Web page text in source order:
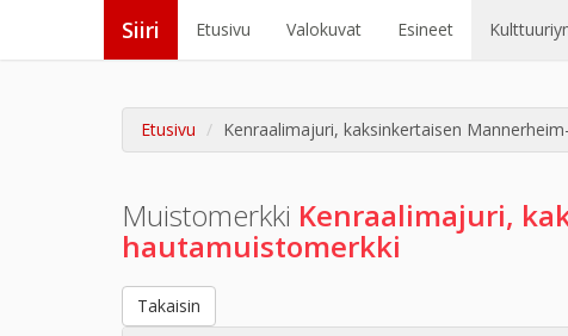
Siiri Etusivu Valokuvat Esineet
Etusivu Kenraalimajuri, kaksinkertaisen
Muistomerkki Kenraalimajuri,
hautamuistomerkki
Takaisin